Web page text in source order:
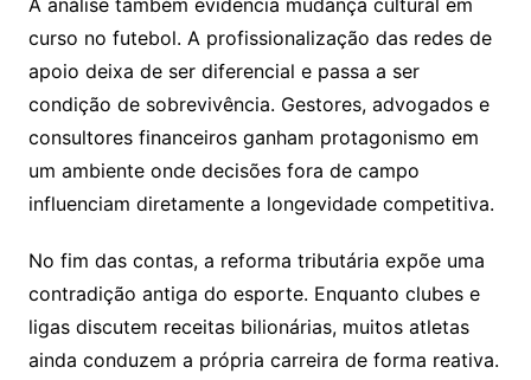
A análise também evidencia mudança cultural em
curso no futebol. A profissionalização das redes de
apoio deixa de ser diferencial e passa a ser
condição de sobrevivência. Gestores, advogados e
consultores financeiros ganham protagonismo em
um ambiente onde decisões fora de campo
influenciam diretamente a longevidade competitiva.
No fim das contas, a reforma tributária expõe uma
contradição antiga do esporte. Enquanto clubes e
ligas discutem receitas bilionárias, muitos atletas
ainda conduzem a própria carreira de forma reativa.